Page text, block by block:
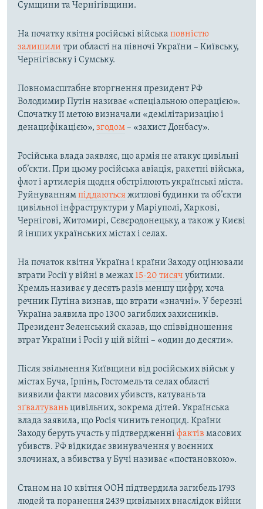
Сумщини та Чернігівщини.
На початку квітня російські війська повністю
залишили три області на півночі України – Київську,
Чернігівську і Сумську.
Повномасштабне вторгнення президент РФ
Володимир Путін називає «спеціальною операцією».
Спочатку її метою визначали «демілітаризацію і
денацифікацією», згодом– «захист Донбасу».
Російська влада заявляє, що армія не атакує цивільні
об’єкти. При цьому російська авіація, ракетні війська,
флот і артилерія щодня обстрілюють українські міста.
Руйнуваннямпіддаютьсяжитлові будинки та об’єкти
цивільної інфраструктури у Маріуполі, Харкові,
Чернігові, Житомирі, Сєвєродонецьку, а також у Києві
й інших українських містах і селах.
На початок квітня Україна і країни Заходу оцінювали
втрати Росії у війні в межах 15-20 тисяч убитими.
Кремль називає у десять разів меншу цифру, хоча
речник Путіна визнав, що втрати «значні». У березні
Україна заявила про 1300 загиблих захисників.
Президент Зеленський сказав, що співвідношення
втрат України і Росії у цій війні – «один до десяти».
Після звільнення Київщини від російських військ у
містах Буча, Ірпінь, Гостомель та селах області
виявили факти масових убивств, катувань та
зґвалтуваньцивільних, зокрема дітей. Українська
влада заявила, що Росія чинить геноцид. Країни
Заходу беруть участь у підтвердженні фактів масових
убивств. РФ відкидає звинувачення у воєнних
злочинах, а вбивства у Бучі називає «постановкою».
Станом на 10 квітня ООН підтвердила загибель 1793
людей та поранення 2439 цивільних внаслідок війни